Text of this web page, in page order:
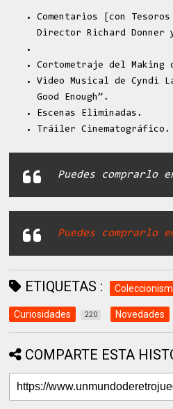
Comentarios [con
Director Richard
Cortometraje del Making
Video Musical de Cyndi
Good Enough”.
Escenas Eliminadas.
Tráiler Cinematográfico.
Puedes comprarlo
Puedes comprarlo
ETIQUETAS :
Curiosidades 220 Novedades
COMPARTE ESTA